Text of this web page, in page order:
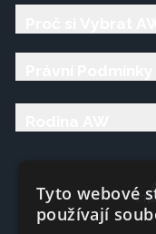
Tyto webové
používají